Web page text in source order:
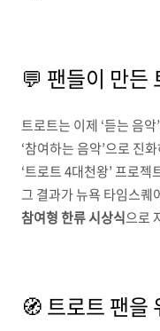
💬 팬들이 만든
트로트는 이제 ‘듣는 음악
‘참여하는 음악’으로 진
‘트로트 4대천왕’ 프로
그 결과가 뉴욕 타임스퀘
참여형 한류 시상식으로
🧭 트로트 팬을